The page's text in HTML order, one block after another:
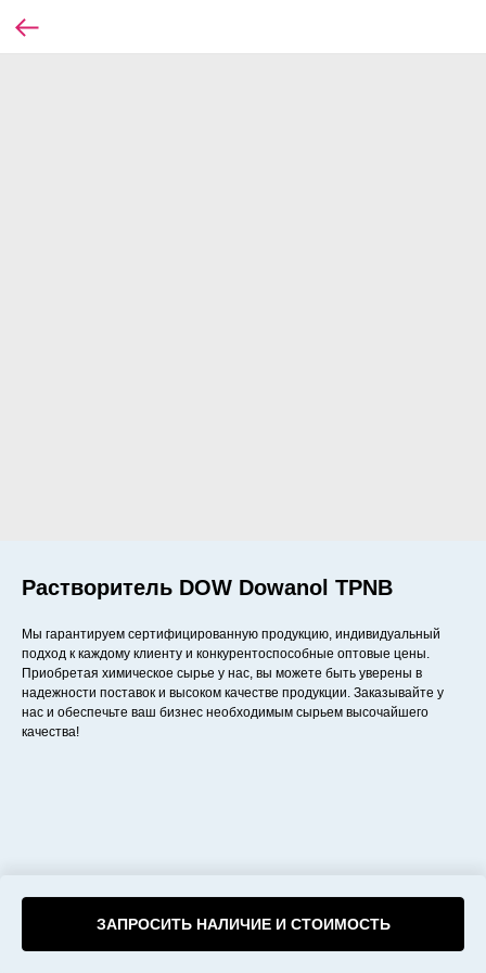
Растворитель DOW Dowanol TPNB
ЗАПРОСИТЬ НАЛИЧИЕ И СТОИМОСТЬ
Мы гарантируем сертифицированную продукцию, индивидуальный
подход к каждому клиенту и конкурентоспособные оптовые цены.
Приобретая химическое сырье у нас, вы можете быть уверены в
надежности поставок и высоком качестве продукции. Заказывайте у
нас и обеспечьте ваш бизнес необходимым сырьем высочайшего
качества!